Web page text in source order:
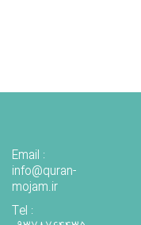
Email :
info@quran-
mojam.ir
Tel :